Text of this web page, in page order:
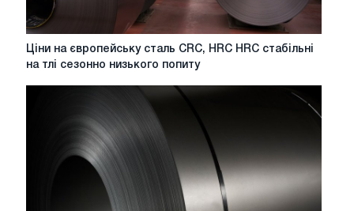
боку
імпорту
Ціни
стабільні
Ціни на європейську сталь CRC, HRC HRC стабільні
на тлі сезонно низького попиту